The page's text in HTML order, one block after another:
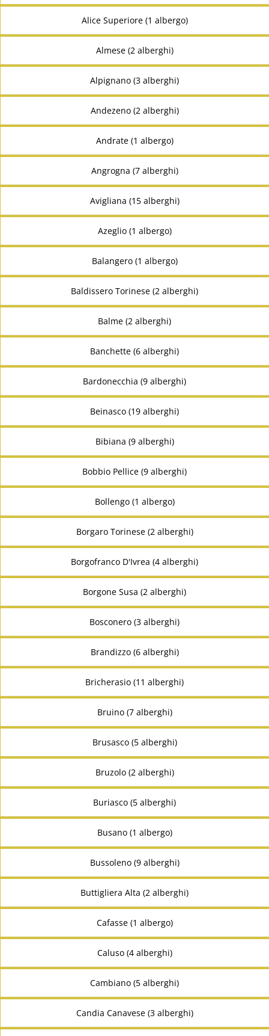
Alice Superiore (1 albergo)
Almese (2 alberghi)
Alpignano (3 alberghi)
Andezeno (2 alberghi)
Andrate (1 albergo)
Angrogna (7 alberghi)
Avigliana (15 alberghi)
Azeglio (1 albergo)
Balangero (1 albergo)
Baldissero Torinese (2 alberghi)
Balme (2 alberghi)
Banchette (6 alberghi)
Bardonecchia (9 alberghi)
Beinasco (19 alberghi)
Bibiana (9 alberghi)
Bobbio Pellice (9 alberghi)
Bollengo (1 albergo)
Borgaro Torinese (2 alberghi)
Borgofranco D'Ivrea (4 alberghi)
Borgone Susa (2 alberghi)
Bosconero (3 alberghi)
Brandizzo (6 alberghi)
Bricherasio (11 alberghi)
Bruino (7 alberghi)
Brusasco (5 alberghi)
Bruzolo (2 alberghi)
Buriasco (5 alberghi)
Busano (1 albergo)
Bussoleno (9 alberghi)
Buttigliera Alta (2 alberghi)
Cafasse (1 albergo)
Caluso (4 alberghi)
Cambiano (5 alberghi)
Candia Canavese (3 alberghi)